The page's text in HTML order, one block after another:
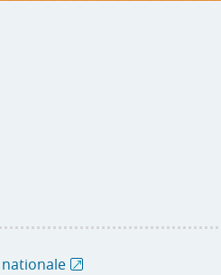
nationale